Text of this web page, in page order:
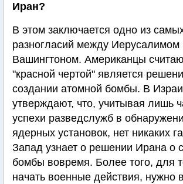
Иран?
В этом заключается одно из
разногласий между Иерусалимом
Вашингтоном. Американцы
"красной чертой" является
создании атомной бомбы. В
утверждают, что, учитывая лишь
успехи разведслужб в
ядерных установок, нет никаких
Запад узнает о решении Ирана о
бомбы вовремя. Более того, для
начать военные действия, нужно